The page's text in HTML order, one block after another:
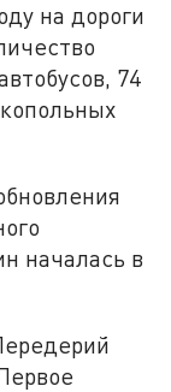
на дороги
74
началась в